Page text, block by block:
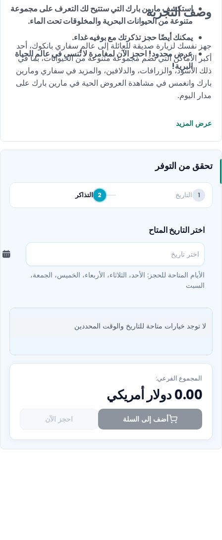
استكشف مارين بارك التي ستتيح لك التعرف على مجموعة
متنوعة من الحيوانات البحرية والمخلوقات تحت الماء.
يمكنك أيضًا حجز تذكرتك مع بوفيه غداء.
عرض محدود! احجز الآن لمغامرة لا تُنسى في عالم الحياة
البرية!
وصف التجربة
جهز نفسك لزيارة صديقة للعائلة إلى عالم سفاري بانكوك، أحد
أكبر الأماكن التي تضم مجموعة متنوعة من الحيوانات، بما في
ذلك الأسود، والزرافات، والدلافين، والمزيد في سفاري ومارين
بارك وانغمس في مشاهدة العروض الحية في مارين بارك على
مدار اليوم.
عرض المزيد
تحقق من التوفر
1 التاريخ 2 التذاكر
اختر التاريخ المتاح
الأيام المتاحة للحجز: الأحد، الثلاثاء، الأربعاء، الخميس، الجمعة،
السبت
لا توجد خيارات متاحة للتاريخ والوقت المحددين
المجموع الفرعي:
0.00دولار أمريكي
أضف إلى السلة احجز الآن